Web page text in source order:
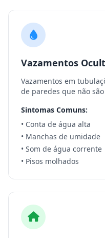
Vazamentos
Vazamentos em
de paredes que não
Sintomas Comuns:
• Conta de água alta
• Manchas de umidade
• Som de água corrente
• Pisos molhados